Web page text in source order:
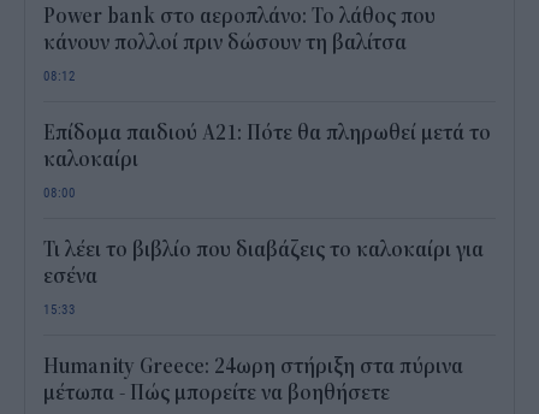
Power bank στο αεροπλάνο: Το λάθος που
κάνουν πολλοί πριν δώσουν τη βαλίτσα
08:12
Επίδομα παιδιού Α21: Πότε θα πληρωθεί μετά το
καλοκαίρι
08:00
Τι λέει το βιβλίο που διαβάζεις το καλοκαίρι για
εσένα
15:33
Humanity Greece: 24ωρη στήριξη στα πύρινα
μέτωπα - Πώς μπορείτε να βοηθήσετε